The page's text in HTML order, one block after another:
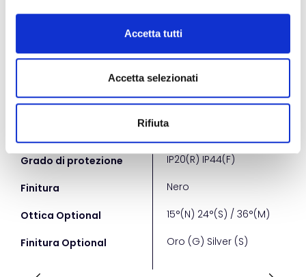
Accetta tutti
Accetta selezionati
Rifiuta
Lumen
Controllo
Grado di protezione
Finitura
Ottica Optional
Finitura Optional
4x 1526
< 16
on-off
IP20(R) IP44(F)
Nero
15°(N) 24°(S) / 36°(M)
Oro (G) Silver (S)
4 x
DALI